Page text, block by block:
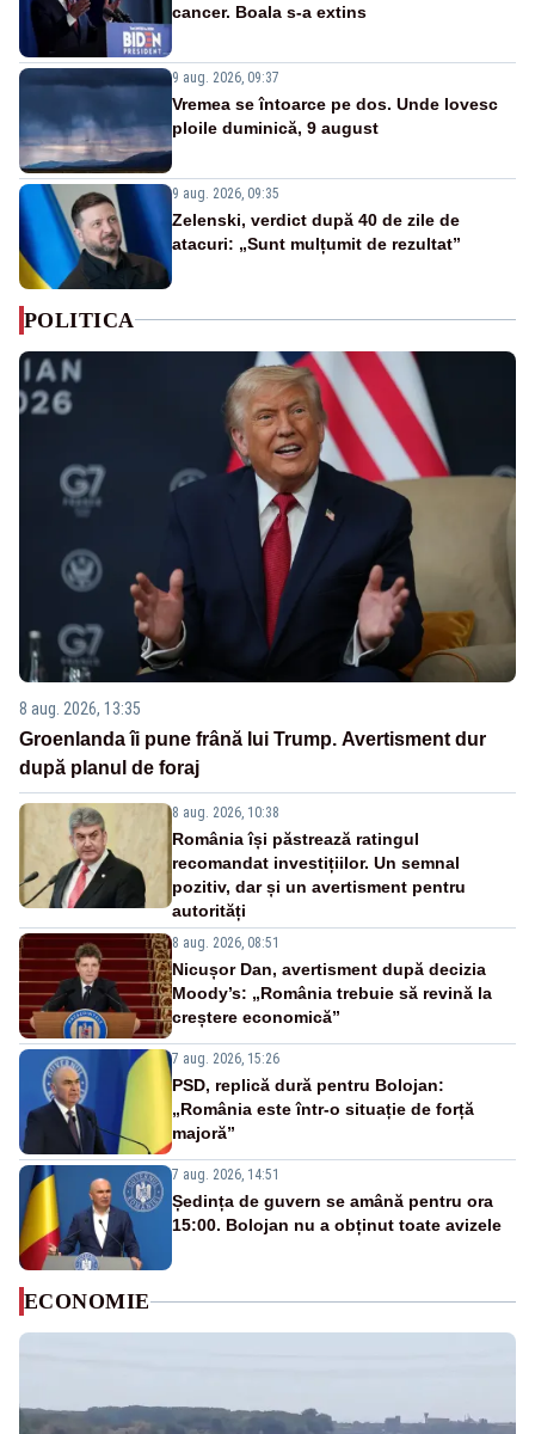
cancer. Boala s-a extins
9 aug. 2026, 09:37
Vremea se întoarce pe dos. Unde lovesc
ploile duminică, 9 august
9 aug. 2026, 09:35
Zelenski, verdict după 40 de zile de
atacuri: „Sunt mulțumit de rezultat”
POLITICA
8 aug. 2026, 13:35
Groenlanda îi pune frână lui Trump. Avertisment dur
după planul de foraj
8 aug. 2026, 10:38
România își păstrează ratingul
recomandat investițiilor. Un semnal
pozitiv, dar și un avertisment pentru
autorități
8 aug. 2026, 08:51
Nicușor Dan, avertisment după decizia
Moody’s: „România trebuie să revină la
creștere economică”
7 aug. 2026, 15:26
PSD, replică dură pentru Bolojan:
„România este într-o situație de forță
majoră”
7 aug. 2026, 14:51
Ședința de guvern se amână pentru ora
15:00. Bolojan nu a obținut toate avizele
ECONOMIE